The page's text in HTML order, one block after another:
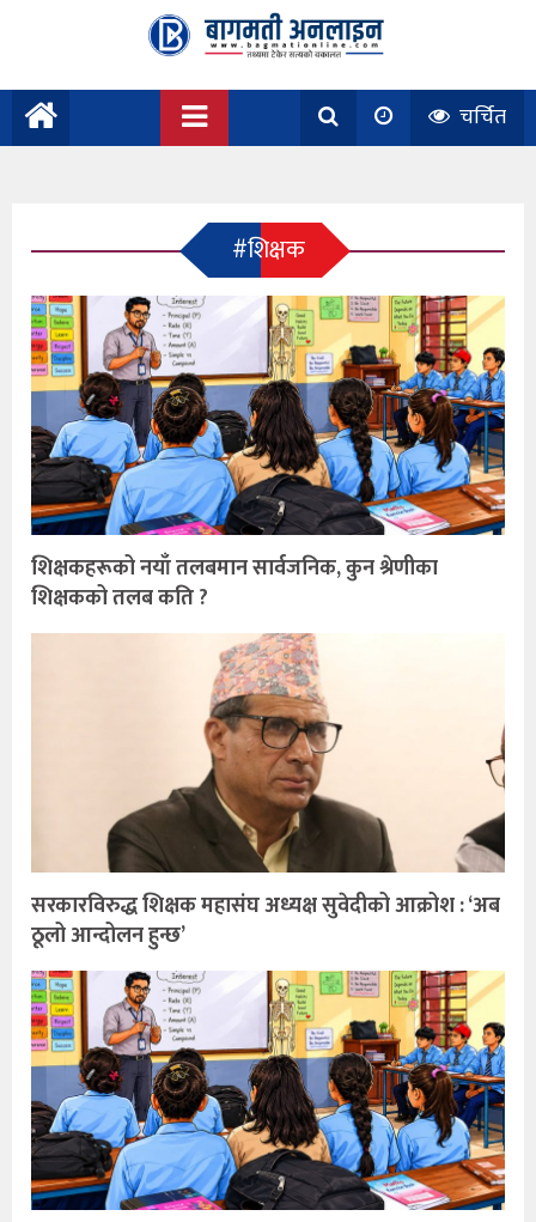
चर्चित
#शिक्षक
शिक्षकहरूको नयाँ तलबमान सार्वजनिक, कुन श्रेणीका
शिक्षकको तलब कति ?
सरकारविरुद्ध शिक्षक महासंघ अध्यक्ष सुवेदीको आक्रोश : ‘अब
ठूलो आन्दोलन हुन्छ’